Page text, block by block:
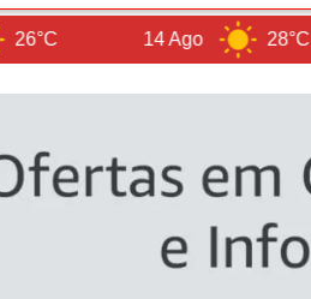
14 Ago 28°C